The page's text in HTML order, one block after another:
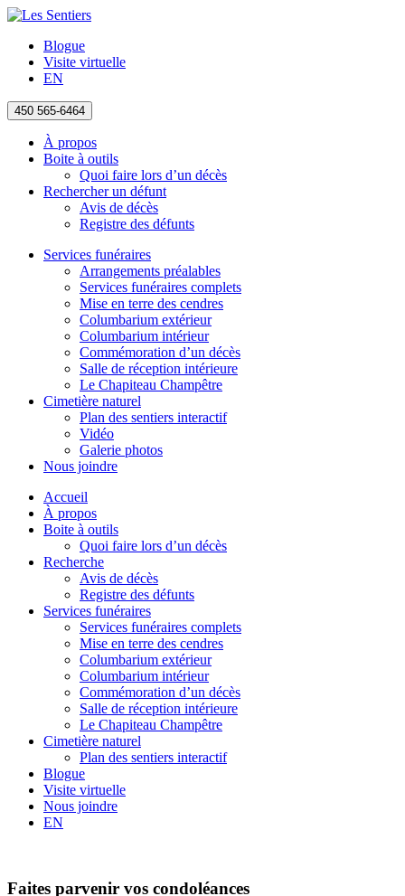
Blogue
Visite virtuelle
EN
450 565-6464
À propos
Boite à outils
Quoi faire lors d’un décès
Rechercher un défunt
Avis de décès
Registre des défunts
Services funéraires
Arrangements préalables
Services funéraires complets
Mise en terre des cendres
Columbarium extérieur
Columbarium intérieur
Commémoration d’un décès
Salle de réception intérieure
Le Chapiteau Champêtre
Cimetière naturel
Plan des sentiers interactif
Vidéo
Galerie photos
Nous joindre
Accueil
À propos
Boite à outils
Quoi faire lors d’un décès
Recherche
Avis de décès
Registre des défunts
Services funéraires
Services funéraires complets
Mise en terre des cendres
Columbarium extérieur
Columbarium intérieur
Commémoration d’un décès
Salle de réception intérieure
Le Chapiteau Champêtre
Cimetière naturel
Plan des sentiers interactif
Blogue
Visite virtuelle
Nous joindre
EN
Faites parvenir vos condoléances